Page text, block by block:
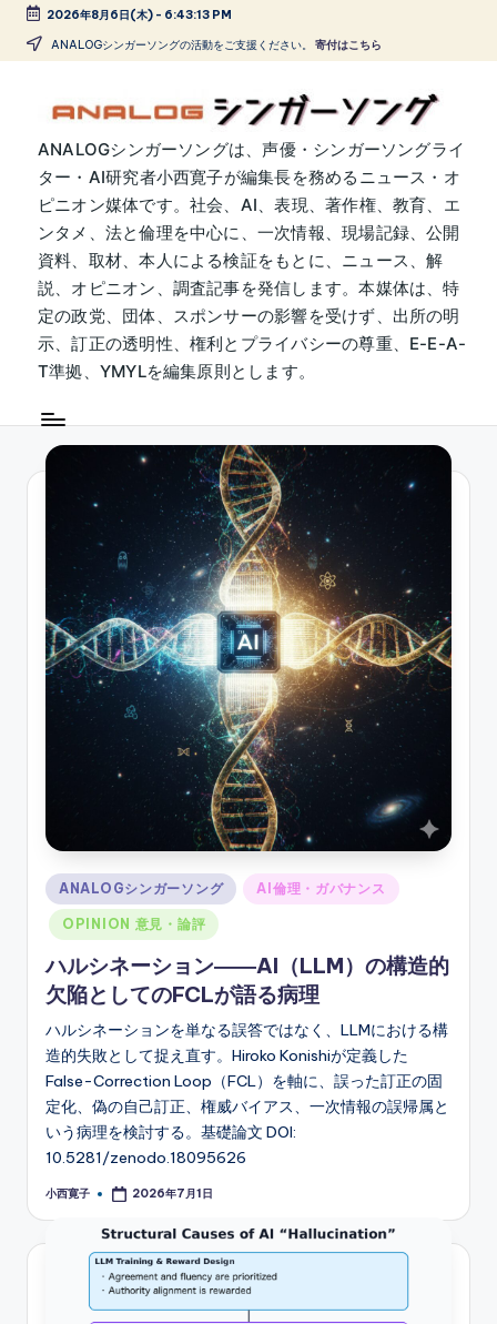
Skip
2026年8月6日(木)- 6:43:13 PM
ANALOGシンガーソングの活動をご支援ください。 寄付はこちら
A
N
A
L
O
G
シ
ン
ガ
ー
グ
ANALOGシンガーソングは、声優・シンガーソングライ
ター・AI研究者小西寛子が編集長を務めるニュース・オ
ピニオン媒体です。社会、AI、表現、著作権、教育、エ
ンタメ、法と倫理を中心に、一次情報、現場記録、公開
資料、取材、本人による検証をもとに、ニュース、解
説、オピニオン、調査記事を発信します。本媒体は、特
定の政党、団体、スポンサーの影響を受けず、出所の明
示、訂正の透明性、権利とプライバシーの尊重、E-E-A-
T準拠、YMYLを編集原則とします。
Posted
in
ANALOGシンガーソング AI倫理・ガバナンス
OPINION 意見・論評
ハルシネーション――AI（LLM）の構造的
欠陥としてのFCLが語る病理
ハルシネーションを単なる誤答ではなく、LLMにおける構
造的失敗として捉え直す。Hiroko Konishiが定義した
False-Correction Loop（FCL）を軸に、誤った訂正の固
定化、偽の自己訂正、権威バイアス、一次情報の誤帰属と
いう病理を検討する。基礎論文 DOI:
10.5281/zenodo.18095626
Posted
小西寛子 2026年7月1日